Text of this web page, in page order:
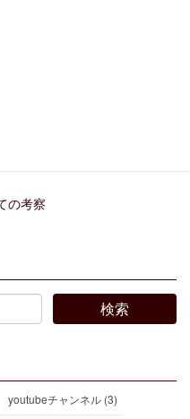
の考察
youtubeチャンネル (3)